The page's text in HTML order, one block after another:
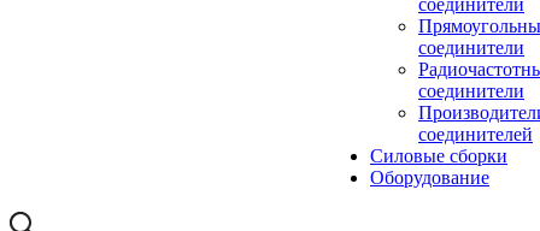
соединители
соединители
соединители
соединителей
Силовые сборки
Оборудование